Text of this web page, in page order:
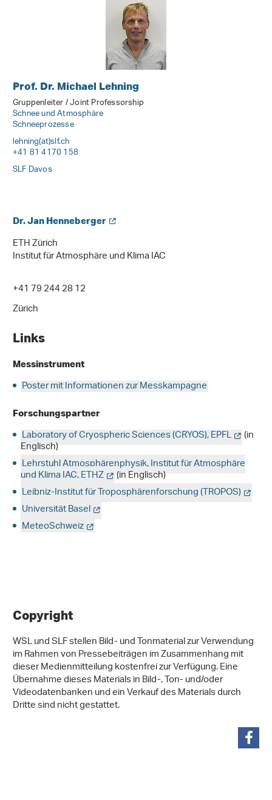
Prof. Dr. Michael Lehning
Gruppenleiter / Joint Professorship
Schnee und Atmosphäre
Schneeprozesse
lehning(at)slf.ch
+41 81 4170 158
SLF Davos
Dr. Jan Henneberger
ETH Zürich
Institut für Atmosphäre und Klima IAC
+41 79 244 28 12
Zürich
Links
Messinstrument
Poster mit Informationen zur Messkampagne
Forschungspartner
Laboratory of Cryospheric Sciences (CRYOS), EPFL (in
Englisch)
Lehrstuhl Atmosphärenphysik, Institut für Atmosphäre
und Klima IAC, ETHZ
(in Englisch)
Leibniz-Institut für Troposphärenforschung (TROPOS)
Universität Basel
MeteoSchweiz
Copyright
WSL und SLF stellen Bild- und Tonmaterial zur Verwendung
im Rahmen von Pressebeiträgen im Zusammenhang mit
dieser Medienmitteilung kostenfrei zur Verfügung. Eine
Übernahme dieses Materials in Bild-, Ton- und/oder
Videodatenbanken und ein Verkauf des Materials durch
Dritte sind nicht gestattet.